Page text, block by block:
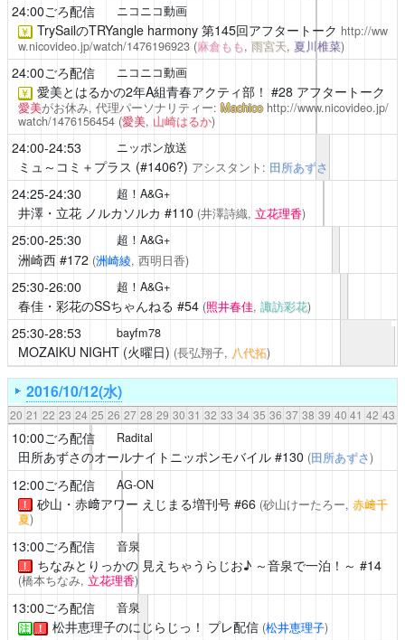
24:00ごろ配信 ニコニコ動画
￥ TrySailのTRYangle harmony第145回アフタートーク http://ww
w.nicovideo.jp/watch/1476196923 (麻倉もも, 雨宮天, 夏川椎菜)
24:00ごろ配信 ニコニコ動画
￥ 愛美とはるかの2年A組青春アクティ部！ #28 アフタートーク
愛美がお休み, 代理パーソナリティー: Machico http://www.nicovideo.jp/
watch/1476156454 (愛美, 山崎はるか)
24:00-24:53 ニッポン放送
ミュ～コミ＋プラス (#1406?) アシスタント: 田所あずさ
24:25-24:30 超！A&G+
井澤・立花 ノルカソルカ #110 (井澤詩織, 立花理香)
25:00-25:30 超！A&G+
洲崎西#172 (洲崎綾, 西明日香)
25:30-26:00 超！A&G+
春佳・彩花のSSちゃんねる #54 (照井春佳, 諏訪彩花)
25:30-28:53 bayfm78
MOZAIKU NIGHT (火曜日) (長弘翔子, 八代拓)
2016/10/12(水)
20 21 22 23 24 25 26 27 28 29 30 31 32 33 34 35 36 37 38 39 40 41 42 43
10:00ごろ配信 Radital
田所あずさのオールナイトニッポンモバイル#130 (田所あずさ)
12:00ごろ配信 AG-ON
！ 砂山・赤﨑アワー えじまる増刊号#66 (砂山けーたろー, 赤﨑千
夏)
13:00ごろ配信 音泉
！ ちなみとりっかの 見えちゃうらじお♪ ～音泉で一泊！～ #14
(橋本ちなみ, 立花理香)
13:00ごろ配信 音泉
注 ！ 松井恵理子のにじらじっ！ プレ配信 (松井恵理子)